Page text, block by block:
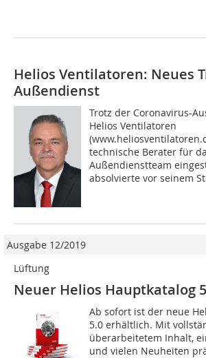
Helios Ventilatoren: Neues
Außendienst
Trotz der Coronavirus-
Helios Ventilatoren
technische Berater für
Außendienstteam
absolvierte vor seinem
Ausgabe 12/2019
Lüftung
Neuer Helios Hauptkatalog
Ab sofort ist der neue
5.0 erhältlich. Mit
überarbeitetem Inhalt,
und vielen Neuheiten